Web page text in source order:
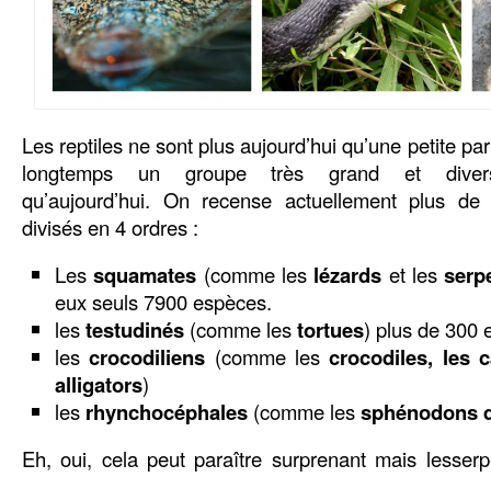
Les reptiles ne sont plus aujourd’hui qu’une petite
longtemps un groupe très grand et
qu’aujourd’hui. On recense actuellement plus
divisés en 4 ordres :
Lessquamates (comme les lézards et les
eux seuls 7900 espèces.
lestestudinés (comme lestortues) plus de 300
lescrocodiliens (comme lescrocodiles, les
alligators)
les rhynchocéphales (comme lessphénodons
Eh, oui, cela peut paraître surprenant mais